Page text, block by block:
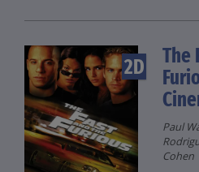
2D
The
Paul
Cohen